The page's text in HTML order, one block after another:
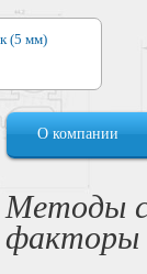
(5 мм)
мм)
О компании
Методы
факторы